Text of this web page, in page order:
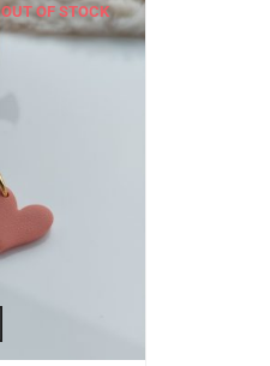
OUT OF STOCK